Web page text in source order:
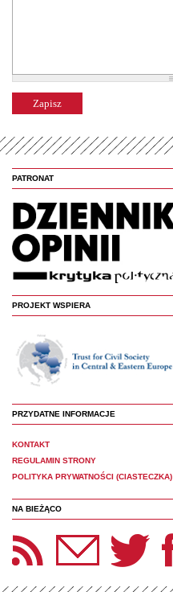
PATRONAT
PROJEKT WSPIERA
PRZYDATNE INFORMACJE
KONTAKT
REGULAMIN STRONY
POLITYKA PRYWATNOŚCI (CIASTECZKA)
NA BIEŻĄCO
Panoptyka Facebook